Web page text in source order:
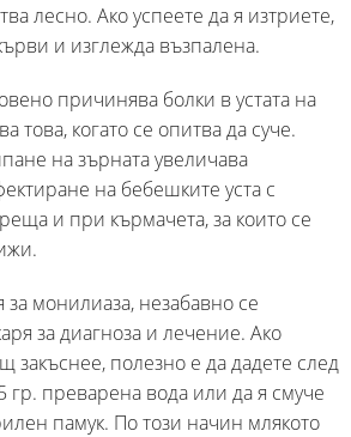
лесно. Ако успеете да я изтриете,
и изглежда възпалена.
причинява болки в устата на
това, когато се опитва да суче.
на зърната увеличава
на бебешките уста с
и при кърмачета, за които се
монилиаза, незабавно се
за диагноза и лечение. Ако
закъснее, полезно е да дадете след
гр. преварена вода или да я смуче
памук. По този начин млякото